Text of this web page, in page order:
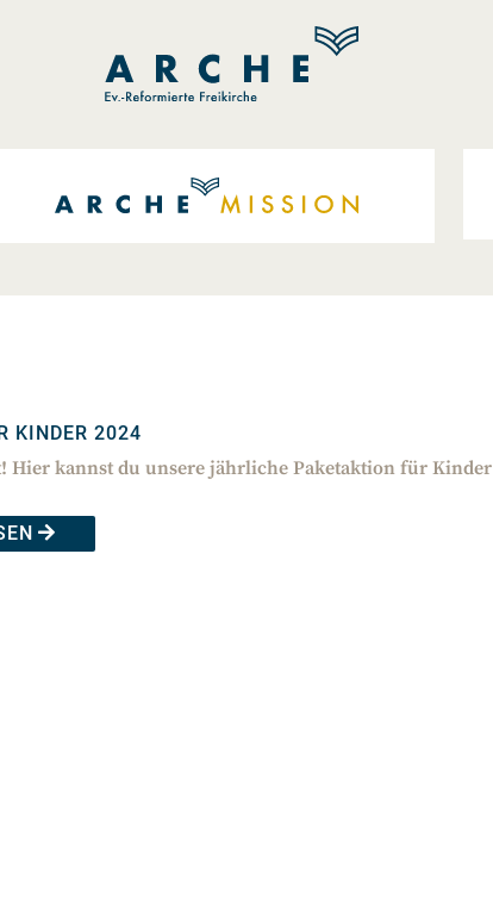
KINDER 2024
Hier kannst du unsere jährliche Paketaktion für Kinder